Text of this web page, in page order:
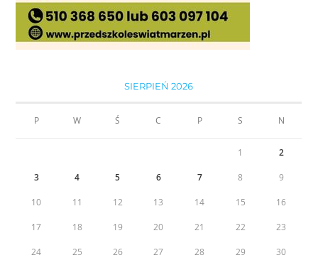
SIERPIEŃ 2026
P W Ś C P S N
1 2
3 4 5 6 7 8 9
10 11 12 13 14 15 16
17 18 19 20 21 22 23
24 25 26 27 28 29 30